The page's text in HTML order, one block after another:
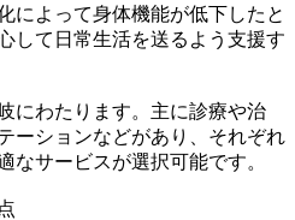
によって身体機能が低下したと
して日常生活を送るよう支援す
にわたります。主に診療や治
ーションなどがあり、それぞれ
なサービスが選択可能です。